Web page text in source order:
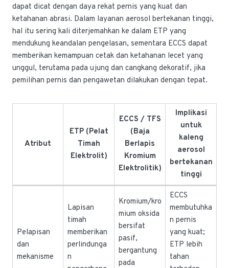
dapat dicat dengan daya rekat pernis yang kuat dan
ketahanan abrasi. Dalam layanan aerosol bertekanan tinggi,
hal itu sering kali diterjemahkan ke dalam ETP yang
mendukung keandalan pengelasan, sementara ECCS dapat
memberikan kemampuan cetak dan ketahanan lecet yang
unggul, terutama pada ujung dan cangkang dekoratif, jika
pemilihan pernis dan pengawetan dilakukan dengan tepat.
Atribut
ETP (Pelat
Timah
Elektrolit)
ECCS / TFS
(Baja
Berlapis
Kromium
Elektrolitik)
Implikasi
untuk
kaleng
aerosol
bertekanan
tinggi
Pelapisan
dan
mekanisme
Lapisan
timah
memberikan
perlindunga
n
Kromium/kro
mium oksida
bersifat
pasif,
bergantung
pada
ECCS
membutuhka
n pernis
yang kuat;
ETP lebih
tahan